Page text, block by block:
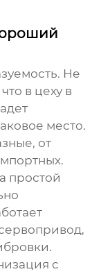
Не
в цеху в
место.
от
простой
с